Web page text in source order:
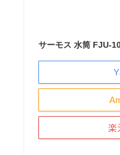
サーモス 水筒 FJU-
楽